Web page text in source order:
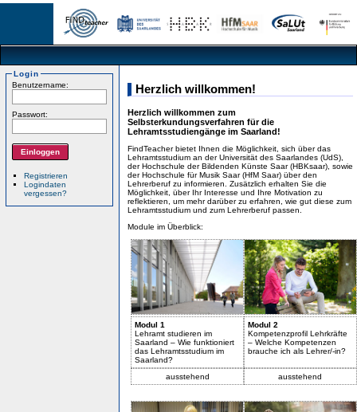
Login
Benutzername:
Passwort:
Registrieren
Logindaten
vergessen?
Herzlich willkommen!
Herzlich willkommen zum
Selbsterkundungsverfahren für die
Lehramtsstudiengänge im Saarland!
FindTeacher bietet Ihnen die Möglichkeit, sich über das
Lehramtsstudium an der Universität des Saarlandes (UdS),
der Hochschule der Bildenden Künste Saar (HBKsaar), sowie
der Hochschule für Musik Saar (HfM Saar) über den
Lehrerberuf zu informieren. Zusätzlich erhalten Sie die
Möglichkeit, über Ihr Interesse und Ihre Motivation zu
reflektieren, um mehr darüber zu erfahren, wie gut diese zum
Lehramtsstudium und zum Lehrerberuf passen.
Module im Überblick:
Modul 1
Lehramt studieren im
Saarland – Wie funktioniert
das Lehramtsstudium im
Saarland?
ausstehend
Modul 2
Kompetenzprofil Lehrkräfte
– Welche Kompetenzen
brauche ich als Lehrer/-in?
ausstehend